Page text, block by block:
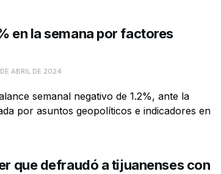
en la semana por factores
ABRIL DE 2024
semanal negativo de 1.2%, ante la
por asuntos geopolíticos e indicadores en
que defraudó a tijuanenses con